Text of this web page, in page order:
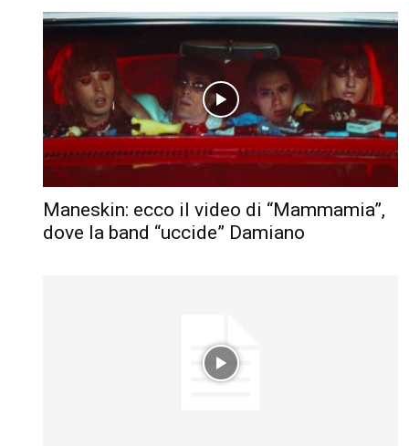
Maneskin: ecco il video di “Mammamia”,
dove la band “uccide” Damiano